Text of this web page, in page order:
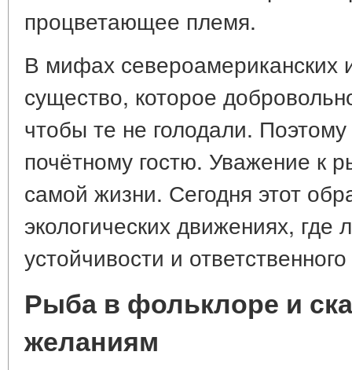
процветающее племя.
В мифах североамериканских
существо, которое
чтобы те не голодали.
почётному гостю. Уважение к
самой жизни. Сегодня этот
экологических движениях, где
устойчивости и
Рыба в фольклоре и
желаниям